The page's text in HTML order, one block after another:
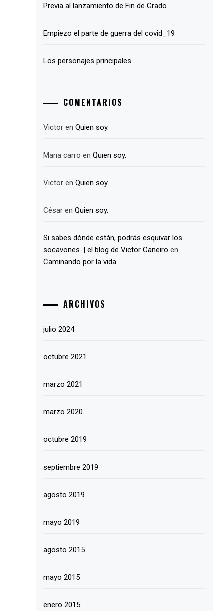
Previa al lanzamiento de Fin de Grado
Empiezo el parte de guerra del covid_19
Los personajes principales
COMENTARIOS
Victor enQuien soy.
Maria carro enQuien soy.
Victor enQuien soy.
César enQuien soy.
Si sabes dónde están, podrás esquivar los
socavones. | el blog de Victor Caneiro en
Caminando por la vida
ARCHIVOS
julio 2024
octubre 2021
marzo 2021
marzo 2020
octubre 2019
septiembre 2019
agosto 2019
mayo 2019
agosto 2015
mayo 2015
enero 2015